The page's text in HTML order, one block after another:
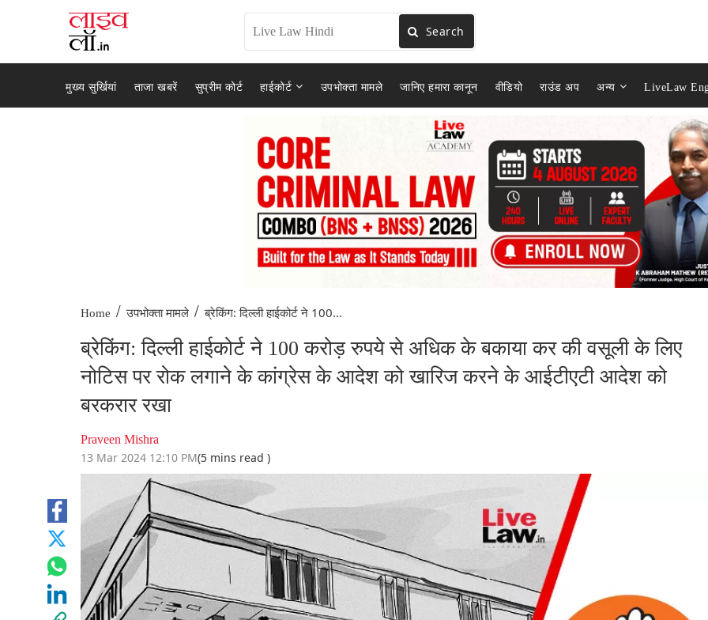
Search
मुख्य सुर्खियां ताजा खबरें सुप्रीम कोर्ट हाईकोर्ट उपभोक्ता मामले जानिए हमारा कानून वीडियो राउंड अप अन्य LiveLaw
Home / उपभोक्ता मामले / ब्रेकिंग: दिल्ली हाईकोर्ट ने 100...
ब्रेकिंग: दिल्ली हाईकोर्ट ने 100 करोड़ रुपये से अधिक के बकाया कर की वसूली के लिए
नोटिस पर रोक लगाने के कांग्रेस के आदेश को खारिज करने के आईटीएटी आदेश को
बरकरार रखा
Praveen Mishra
13 Mar 2024 12:10 PM(5 mins read )